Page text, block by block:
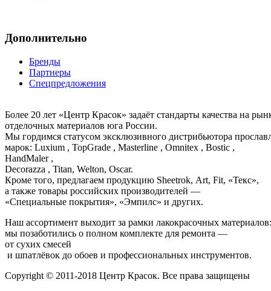
Дополнительно
Бренды
Партнеры
Спецпредложения
Более 20 лет «Центр Красок» задаёт стандарты качества на
отделочных материалов юга России.
Мы гордимся статусом эксклюзивного дистрибьютора
марок: Luxium , TopGrade , Masterline , Omnitex , Bostic ,
HandMaler ,
Decorazza , Titan, Welton, Oscar.
Кроме того, предлагаем продукцию Sheetrok, Art, Fit, «Текс»,
а также товары российских производителей —
«Специальные покрытия», «Эмпилс» и других.
Наш ассортимент выходит за рамки лакокрасочных
мы позаботились о полном комплекте для ремонта —
от сухих смесей
и шпатлёвок до обоев и профессиональных инструментов.
Copyright © 2011-2018 Центр Красок. Все права защищены